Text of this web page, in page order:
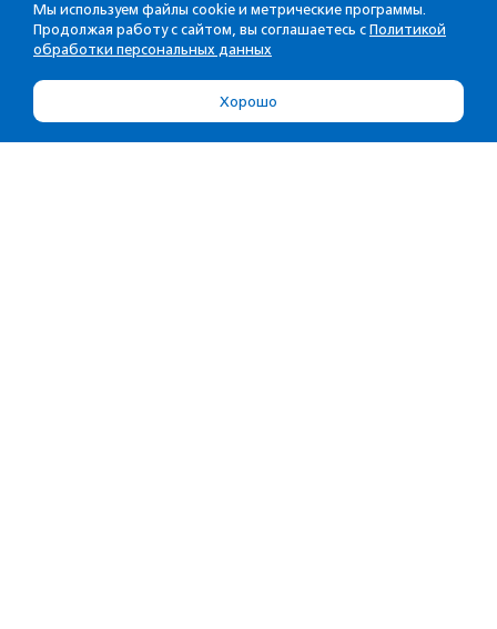
Мы используем файлы cookie и метрические программы.
Продолжая работу с сайтом, вы соглашаетесь с Политикой
обработки персональных данных
Хорошо